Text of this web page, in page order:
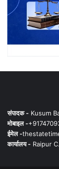
संपादक - Kusum
मोबाइल -
ईमेल -
कार्यालय - Raipur